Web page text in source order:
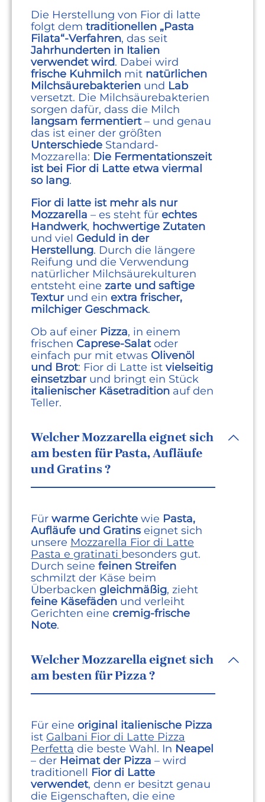
Die Herstellung von Fior di latte
folgt dem traditionellen „Pasta
Filata“-Verfahren, das seit
Jahrhunderten in Italien
verwendet wird. Dabei wird
frische Kuhmilch mit natürlichen
Milchsäurebakterien und Lab
versetzt. Die Milchsäurebakterien
sorgen dafür, dass die Milch
langsam fermentiert– und genau
das ist einer der größten
Unterschiede Standard-
Mozzarella: Die Fermentationszeit
ist bei Fior di Latte etwa viermal
so lang.
Fior di latte ist mehr als nur
Mozzarella – es steht für echtes
Handwerk, hochwertige Zutaten
und viel Geduld in der
Herstellung. Durch die längere
Reifung und die Verwendung
natürlicher Milchsäurekulturen
entsteht eine zarte und saftige
Texturund ein extra frischer,
milchiger Geschmack.
Ob auf einer Pizza, in einem
frischen Caprese-Salatoder
einfach pur mit etwas Olivenöl
und Brot: Fior di Latte ist vielseitig
einsetzbarund bringt ein Stück
italienischer Käsetradition auf den
Teller.
Welcher Mozzarella eignet sich
am besten für Pasta, Aufläufe
und Gratins ?
Für warme Gerichte wie Pasta,
Aufläufe und Gratins eignet sich
unsere Mozzarella Fior di Latte
Pasta e gratinati besonders gut.
Durch seine feinen Streifen
schmilzt der Käse beim
Überbacken gleichmäßig, zieht
feine Käsefäden und verleiht
Gerichten eine cremig-frische
Note.
Welcher Mozzarella eignet sich
am besten für Pizza ?
Für eine original italienische Pizza
ist Galbani Fior di Latte Pizza
Perfetta die beste Wahl. In Neapel
– der Heimat der Pizza – wird
traditionell Fior di Latte
verwendet, denn er besitzt genau
die Eigenschaften, die eine